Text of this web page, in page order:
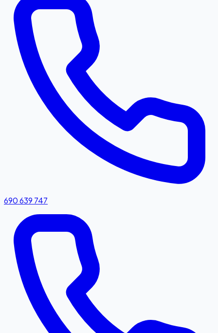
690 639 747